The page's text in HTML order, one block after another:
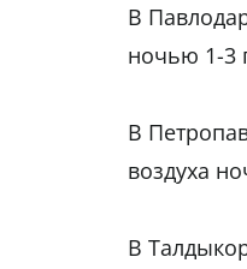
В
ночью 1-3
В
воздуха
В